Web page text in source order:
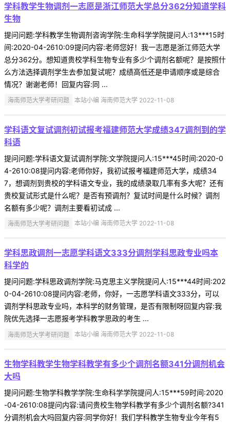
学科教学生物调剂一志愿是浙江师范大学总分362分知道学科
生物
提问问题:学科教学生物调剂咨询学院:生命科学学院提问人:13***15时
间:2020-04-2610:09提问内容:老师您好！我一志愿是浙江师范大学
总分362分。想知道贵校学科生物专业有多少个调剂名额呢？是按照什
么方法选择调剂学生去参加复试呢？成绩高低还是申请顺序或是综合
情况？谢谢老师！回复内容:同 ...
海南师范大学考研问题 本站小编 海南师范大学 2022-11-08
学科语文复试调剂初试报考福建师范大学成绩347调剂到的学
科语
提问问题:学科语文复试调剂学院:文学院提问人:15***45时间:2020-0
4-2610:08提问内容:老师你好，我初试报考福建师范大学，成绩34
7，想调剂到贵校的学科语文专业，我的成绩录取几率有多大呢？还有
贵校复试形式是什么呢？是否有预调剂？复试时间是什么时候？调剂
名额有多少呢？调剂主要看初试成 ...
海南师范大学考研问题 本站小编 海南师范大学 2022-11-08
学科思政调剂一志愿学科语文333分调剂学科思政专业吗本
科学的
提问问题:学科思政调剂学院:马克思主义学院提问人:15***44时间:202
0-04-2610:08提问内容:老师，你好，一志愿学科语文333分，可以
调剂学科思政专业吗，本科学的财务管理，是否有限制呀回复内容:我
院优先选择一志愿报考学科教学思政的考生 ...
海南师范大学考研问题 本站小编 海南师范大学 2022-11-08
生物学科教学生物学科教学有多少个调剂名额341分调剂机会
大吗
提问问题:生物学科教学学院:生命科学学院提问人:15***59时间:2020
-04-2610:08提问内容:请问贵校生物学科教学有多少个调剂名额?341
分调剂机会大吗回复内容:同学你好！我们学科教学生物专业今年有5